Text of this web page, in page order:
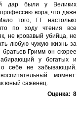
дар были у Великих
профессию вора, что даже
того, ГГ настолько
по ходу чтения все
не кровавый убийца, не
любую чужую жизнь за
Гримм он скорее
у богатых и
себе не забывающий.
момент:
юный саженец.
Оценка: 8